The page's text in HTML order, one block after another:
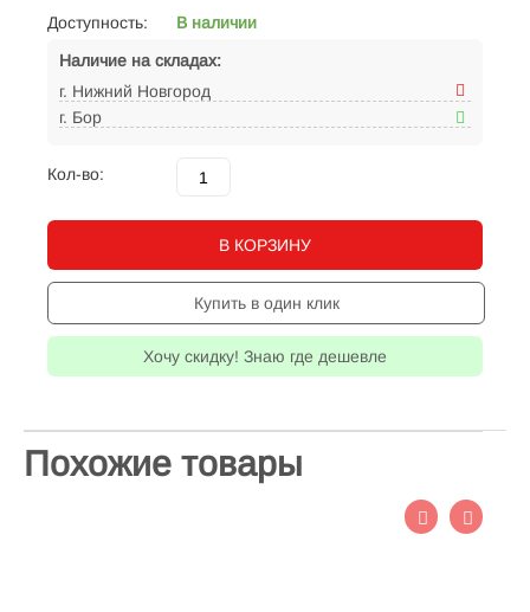
Доступность:
В наличии
Наличие на складах:
г. Нижний Новгород
г. Бор
Кол-во:
В КОРЗИНУ
Купить в один клик
Хочу скидку! Знаю где дешевле
Похожие товары